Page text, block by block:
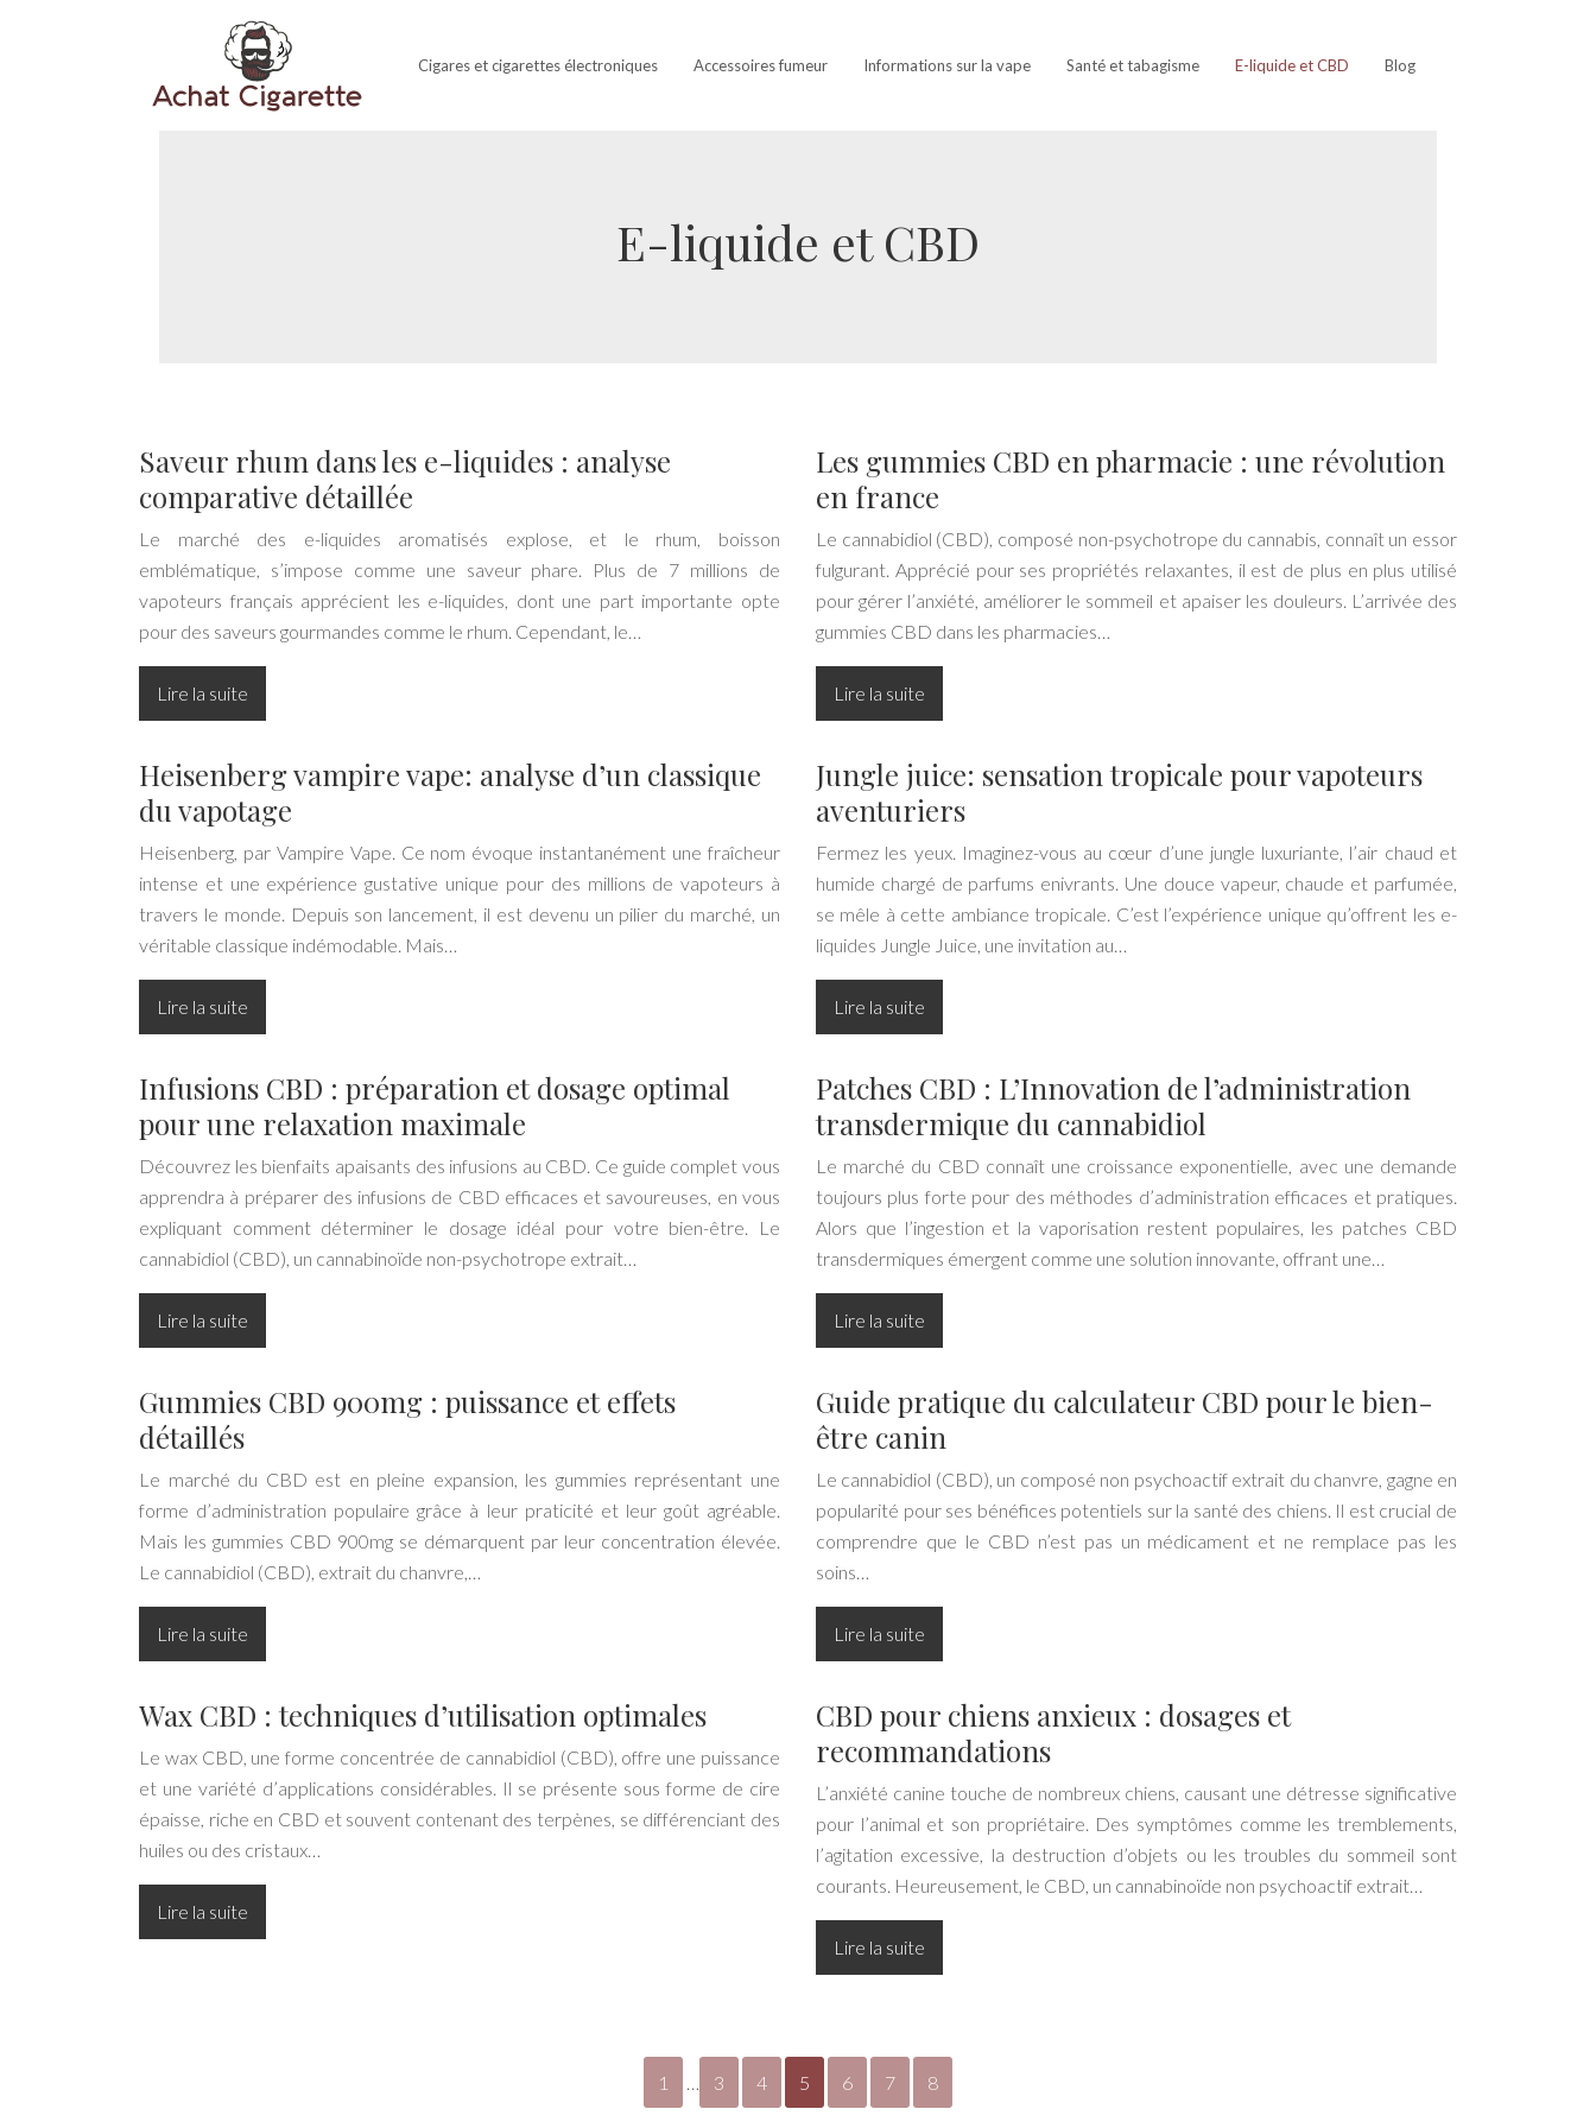
Cigares et cigarettes électroniques Accessoires fumeur Informations sur la vape Santé et tabagisme E-liquide et CBD Blog
E-liquide et CBD
Saveur rhum dans les e-liquides : analyse
comparative détaillée
Le marché des e-liquides aromatisés explose, et le rhum, boisson
emblématique, s’impose comme une saveur phare. Plus de 7 millions de
vapoteurs français apprécient les e-liquides, dont une part importante opte
pour des saveurs gourmandes comme le rhum. Cependant, le…
Lire la suite
Les gummies CBD en pharmacie : une révolution
en france
Le cannabidiol (CBD), composé non-psychotrope du cannabis, connaît un essor
fulgurant. Apprécié pour ses propriétés relaxantes, il est de plus en plus utilisé
pour gérer l’anxiété, améliorer le sommeil et apaiser les douleurs. L’arrivée des
gummies CBD dans les pharmacies…
Lire la suite
Heisenberg vampire vape: analyse d’un classique
du vapotage
Heisenberg, par Vampire Vape. Ce nom évoque instantanément une fraîcheur
intense et une expérience gustative unique pour des millions de vapoteurs à
travers le monde. Depuis son lancement, il est devenu un pilier du marché, un
véritable classique indémodable. Mais…
Lire la suite
Jungle juice: sensation tropicale pour vapoteurs
aventuriers
Fermez les yeux. Imaginez-vous au cœur d’une jungle luxuriante, l’air chaud et
humide chargé de parfums enivrants. Une douce vapeur, chaude et parfumée,
se mêle à cette ambiance tropicale. C’est l’expérience unique qu’offrent les e-
liquides Jungle Juice, une invitation au…
Lire la suite
Infusions CBD : préparation et dosage optimal
pour une relaxation maximale
Découvrez les bienfaits apaisants des infusions au CBD. Ce guide complet vous
apprendra à préparer des infusions de CBD efficaces et savoureuses, en vous
expliquant comment déterminer le dosage idéal pour votre bien-être. Le
cannabidiol (CBD), un cannabinoïde non-psychotrope extrait…
Lire la suite
Patches CBD : L’Innovation de l’administration
transdermique du cannabidiol
Le marché du CBD connaît une croissance exponentielle, avec une demande
toujours plus forte pour des méthodes d’administration efficaces et pratiques.
Alors que l’ingestion et la vaporisation restent populaires, les patches CBD
transdermiques émergent comme une solution innovante, offrant une…
Lire la suite
Gummies CBD 900mg : puissance et effets
détaillés
Le marché du CBD est en pleine expansion, les gummies représentant une
forme d’administration populaire grâce à leur praticité et leur goût agréable.
Mais les gummies CBD 900mg se démarquent par leur concentration élevée.
Le cannabidiol (CBD), extrait du chanvre,…
Lire la suite
Guide pratique du calculateur CBD pour le bien-
être canin
Le cannabidiol (CBD), un composé non psychoactif extrait du chanvre, gagne en
popularité pour ses bénéfices potentiels sur la santé des chiens. Il est crucial de
comprendre que le CBD n’est pas un médicament et ne remplace pas les
soins…
Lire la suite
Wax CBD : techniques d’utilisation optimales
Le wax CBD, une forme concentrée de cannabidiol (CBD), offre une puissance
et une variété d’applications considérables. Il se présente sous forme de cire
épaisse, riche en CBD et souvent contenant des terpènes, se différenciant des
huiles ou des cristaux…
Lire la suite
CBD pour chiens anxieux : dosages et
recommandations
L’anxiété canine touche de nombreux chiens, causant une détresse significative
pour l’animal et son propriétaire. Des symptômes comme les tremblements,
l’agitation excessive, la destruction d’objets ou les troubles du sommeil sont
courants. Heureusement, le CBD, un cannabinoïde non psychoactif extrait…
Lire la suite
1 … 3 4 5 6 7 8